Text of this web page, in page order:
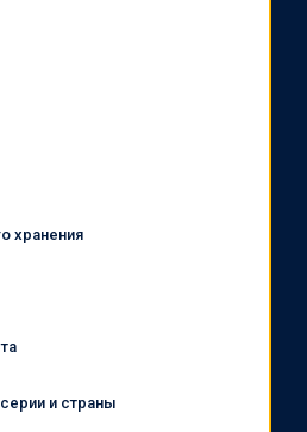
хранения
и страны